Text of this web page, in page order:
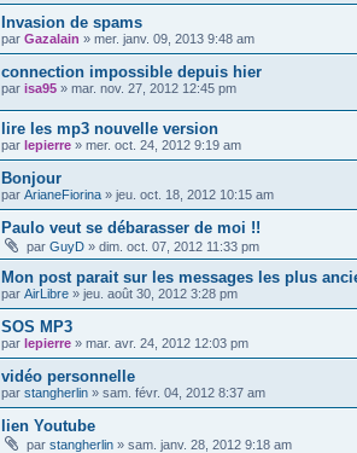
Invasion de spams
par Gazalain » mer. janv. 09, 2013 9:48 am
connection impossible depuis hier
par isa95 » mar. nov. 27, 2012 12:45 pm
lire les mp3 nouvelle version
par lepierre » mer. oct. 24, 2012 9:19 am
Bonjour
par ArianeFiorina » jeu. oct. 18, 2012 10:15 am
Paulo veut se débarasser de moi !!
par GuyD » dim. oct. 07, 2012 11:33 pm
Mon post parait sur les messages les plus
par AirLibre » jeu. août 30, 2012 3:28 pm
SOS MP3
par lepierre » mar. avr. 24, 2012 12:03 pm
vidéo personnelle
par stangherlin » sam. févr. 04, 2012 8:37 am
lien Youtube
par stangherlin » sam. janv. 28, 2012 9:18 am